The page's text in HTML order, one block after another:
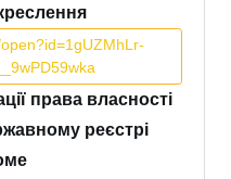
права власності
реєстрі